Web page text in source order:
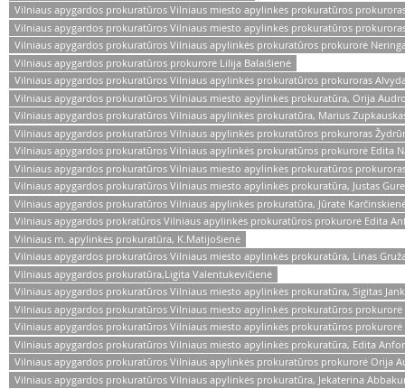
Vilniaus apygardos prokuratūros Vilniaus miesto apylinkės prokuratūros
Vilniaus apygardos prokuratūros Vilniaus miesto apylinkės prokuratūros
Vilniaus apygardos prokuratūros Vilniaus apylinkės prokuratūros prokurorė
Vilniaus apygardos prokuratūros prokurorė Lilija Balaišienė
Vilniaus apygardos prokuratūros Vilniaus apylinkės prokuratūros prokuroras
Vilniaus apygardos prokuratūros Vilniaus miesto apylinkės prokuratūra, Orija
Vilniaus apygardos prokuratūros Vilniaus apylinkės prokuratūra, Marius
Vilniaus apygardos prokuratūros Vilniaus apylinkės prokuratūros prokuroras
Vilniaus apygardos prokuratūros Vilniaus apylinkės prokuratūros prokurorė Edita
Vilniaus apygardos prokuratūros Vilniaus miesto apylinkės prokuratūros
Vilniaus apygardos prokuratūros Vilniaus miesto apylinkės prokuratūra, Justas
Vilniaus apygardos prokuratūros Vilniaus apylinkės prokuratūra, Jūratė
Vilniaus apygardos prokratūros Vilniaus apylinkės prokuratūros prokurorė Edita
Vilniaus m. apylinkės prokuratūra, K.Matijošienė
Vilniaus apygardos prokuratūros Vilniaus miesto apylinkės prokuratūra, Linas
Vilniaus apygardos prokuratūra,Ligita Valentukevičienė
Vilniaus apygardos prokuratūros Vilniaus miesto apylinkės prokuratūra, Sigitas
Vilniaus apygardos prokuratūros Vilniaus miesto apylinkės prokuratūros prokurorė
Vilniaus apygardos prokuratūros Vilniaus miesto apylinkės prokuratūros prokurorė
Vilniaus apygardos prokuratūros Vilniaus miesto apylinkės prokuratūra, Edita
Vilniaus apygardos prokuratūros Vilniaus apylinkės prokuratūros prokurorė Orija
Vilniaus apygardos prokuratūros Vilniaus apylinkės prokuratūra, Jekaterina